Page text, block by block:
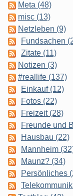
Meta (48)
misc (13)
Netzleben (9)
Fundsachen
Zitate (11)
Notizen (3)
#reallife (137)
Einkauf (12)
Fotos (22)
Freizeit (28)
Freunde und
Hausbau (22)
Mannheim
Maunz? (34)
Persönliches